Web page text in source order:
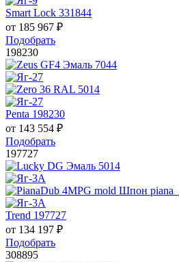
Smart Lock 331844
от 185 967 ₽
Подобрать
198230
Penta 198230
от 143 554 ₽
Подобрать
197727
Trend 197727
от 134 197 ₽
Подобрать
308895